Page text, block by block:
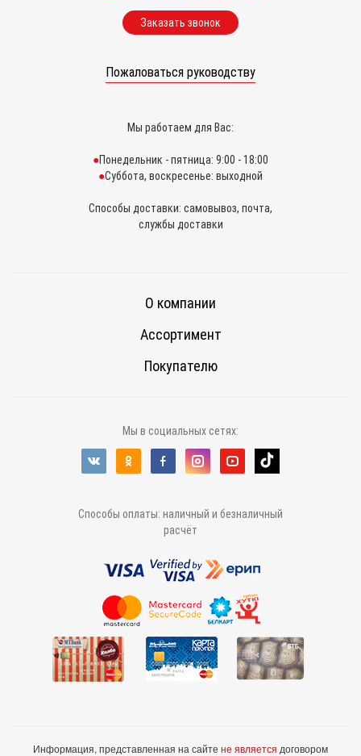
Заказать звонок
Пожаловаться руководству
Мы работаем для Вас:
Понедельник - пятница: 9:00 - 18:00
Суббота, воскресенье: выходной
Способы доставки: самовывоз, почта,
службы доставки
О компании
Ассортимент
Покупателю
Мы в социальных сетях:
Способы оплаты: наличный и безналичный
расчёт
Информация, представленная на сайте не является договором